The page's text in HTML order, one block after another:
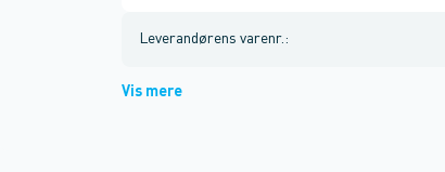
Leverandørens varenr. :
Vis mere